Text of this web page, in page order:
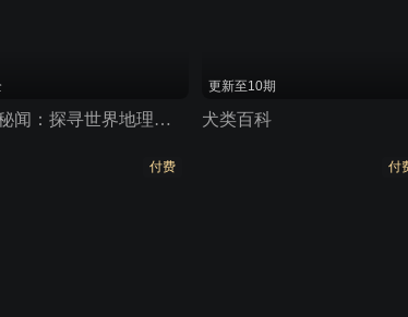
地理秘闻：探寻世界地理奇观
更新至10期
犬类百科
付费 付